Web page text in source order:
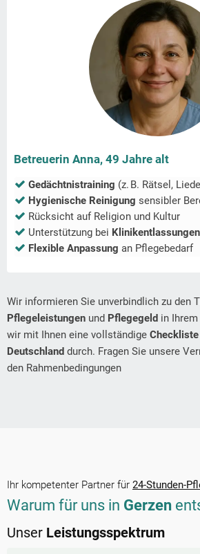
Betreuerin Anna, 49 Jahre alt
Gedächtnistraining (z. B. Rätsel,
Hygienische Reinigung sensibler
Rücksicht auf Religion und Kultur
Unterstützung bei Klinikentlassungen
Flexible Anpassung an Pflegebedarf
Wir informieren Sie unverbindlich zu den
Pflegeleistungen und Pflegegeld in Ihrem
wir mit Ihnen eine vollständige Checkliste
Deutschland durch. Fragen Sie unsere
den Rahmenbedingungen
Ihr kompetenter Partner für 24-Stunden-
Warum für uns in Gerzen
Unser Leistungsspektrum